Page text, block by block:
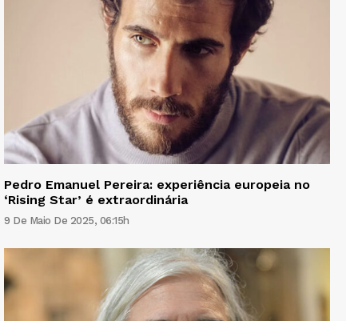
Pedro Emanuel Pereira: experiência europeia no
‘Rising Star’ é extraordinária
9 De Maio De 2025, 06:15h